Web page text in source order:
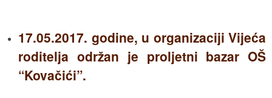
17.05.2017. godine, u organizaciji Vijeća
roditelja održan je proljetni bazar OŠ
“Kovačići”.